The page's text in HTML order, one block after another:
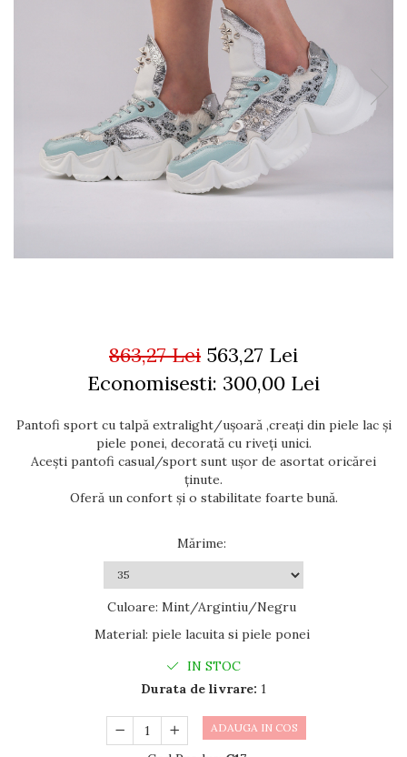
863,27 Lei 563,27 Lei
Economisesti: 300,00 Lei
Pantofi sport cu talpă extralight/ușoară ,creați din piele lac și
piele ponei, decorată cu riveți unici.
Acești pantofi casual/sport sunt ușor de asortat oricărei
ținute.
Oferă un confort și o stabilitate foarte bună.
Mărime:
Culoare: Mint/Argintiu/Negru
Material: piele lacuita si piele ponei
IN STOC
Durata de livrare: 1
ADAUGA IN COS